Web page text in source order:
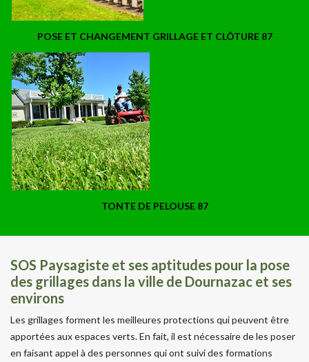
POSE ET CHANGEMENT GRILLAGE ET CLÔTURE 87
TONTE DE PELOUSE 87
SOS Paysagiste et ses aptitudes pour la pose
des grillages dans la ville de Dournazac et ses
environs
Les grillages forment les meilleures protections qui peuvent être
apportées aux espaces verts. En fait, il est nécessaire de les poser
en faisant appel à des personnes qui ont suivi des formations